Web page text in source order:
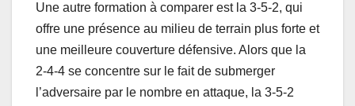
Une autre formation à comparer est la 3-5-2, qui
offre une présence au milieu de terrain plus forte et
une meilleure couverture défensive. Alors que la
2-4-4 se concentre sur le fait de submerger
l’adversaire par le nombre en attaque, la 3-5-2